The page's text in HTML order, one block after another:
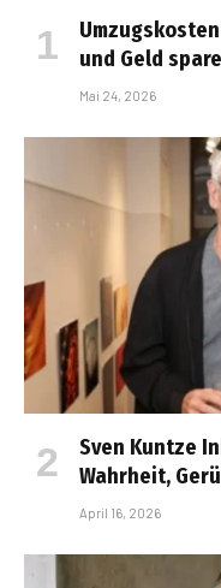
und Geld
Mai 24, 2026
Sven Kuntze
Wahrheit,
April 16, 2026